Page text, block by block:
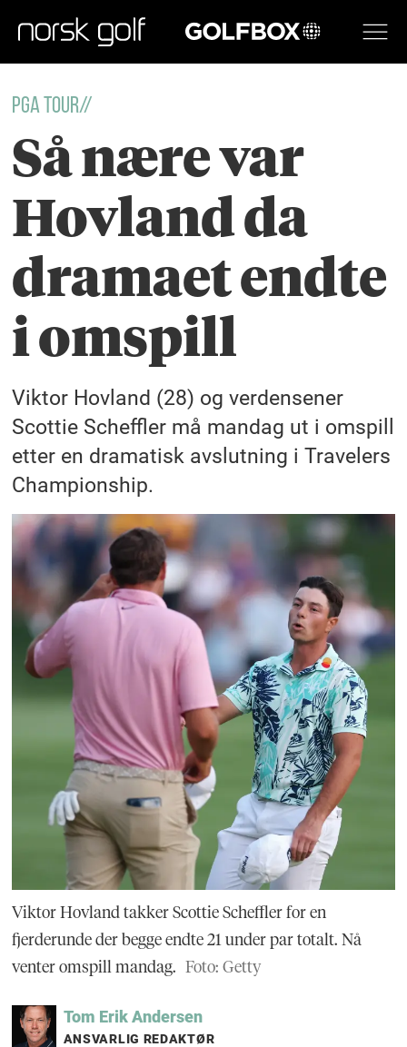
GOLFBOX
PGA TOUR//
Så nære var
Hovland da
dramaet endte
i omspill
Viktor Hovland (28) og verdensener
Scottie Scheffler må mandag ut i omspill
etter en dramatisk avslutning i Travelers
Championship.
Viktor Hovland takker Scottie Scheffler for en
fjerderunde der begge endte 21 under par totalt. Nå
venter omspill mandag. Foto: Getty
Tom Erik Andersen
ANSVARLIG REDAKTØR